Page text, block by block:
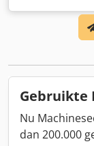
cirkelzaag aan,
2010
Hz Als u
op. Credpfx
Gebruikte
Nu
dan 200.000